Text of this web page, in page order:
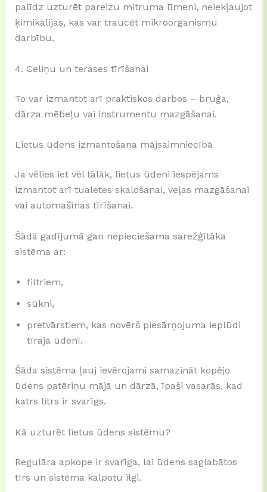
palīdz uzturēt pareizu mitruma līmeni, neiekļaujot
ķimikālijas, kas var traucēt mikroorganismu
darbību.
4. Celiņu un terases tīrīšanai
To var izmantot arī praktiskos darbos – bruģa,
dārza mēbeļu vai instrumentu mazgāšanai.
Lietus ūdens izmantošana mājsaimniecībā
Ja vēlies iet vēl tālāk, lietus ūdeni iespējams
izmantot arī tualetes skalošanai, veļas mazgāšanai
vai automašīnas tīrīšanai.
Šādā gadījumā gan nepieciešama sarežģītāka
sistēma ar:
filtriem,
sūkni,
pretvārstiem, kas novērš piesārņojuma ieplūdi
tīrajā ūdenī.
Šāda sistēma ļauj ievērojami samazināt kopējo
ūdens patēriņu mājā un dārzā, īpaši vasarās, kad
katrs litrs ir svarīgs.
Kā uzturēt lietus ūdens sistēmu?
Regulāra apkope ir svarīga, lai ūdens saglabātos
tīrs un sistēma kalpotu ilgi.